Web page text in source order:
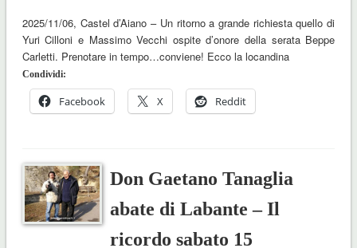
2025/11/06, Castel d’Aiano – Un ritorno a grande richiesta quello di
Yuri Cilloni e Massimo Vecchi ospite d’onore della serata Beppe
Carletti. Prenotare in tempo…conviene! Ecco la locandina
Condividi:
Facebook X Reddit
Don Gaetano Tanaglia
abate di Labante – Il
ricordo sabato 15